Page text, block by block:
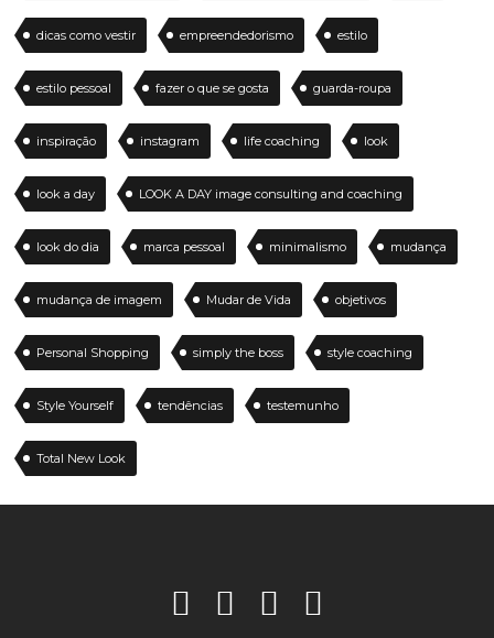
dicas como vestir empreendedorismo estilo
estilo pessoal fazer o que se gosta guarda-roupa
inspiração instagram life coaching look
look a day LOOK A DAY image consulting and coaching
look do dia marca pessoal minimalismo mudança
mudança de imagem Mudar de Vida objetivos
Personal Shopping simply the boss style coaching
Style Yourself tendências testemunho
Total New Look